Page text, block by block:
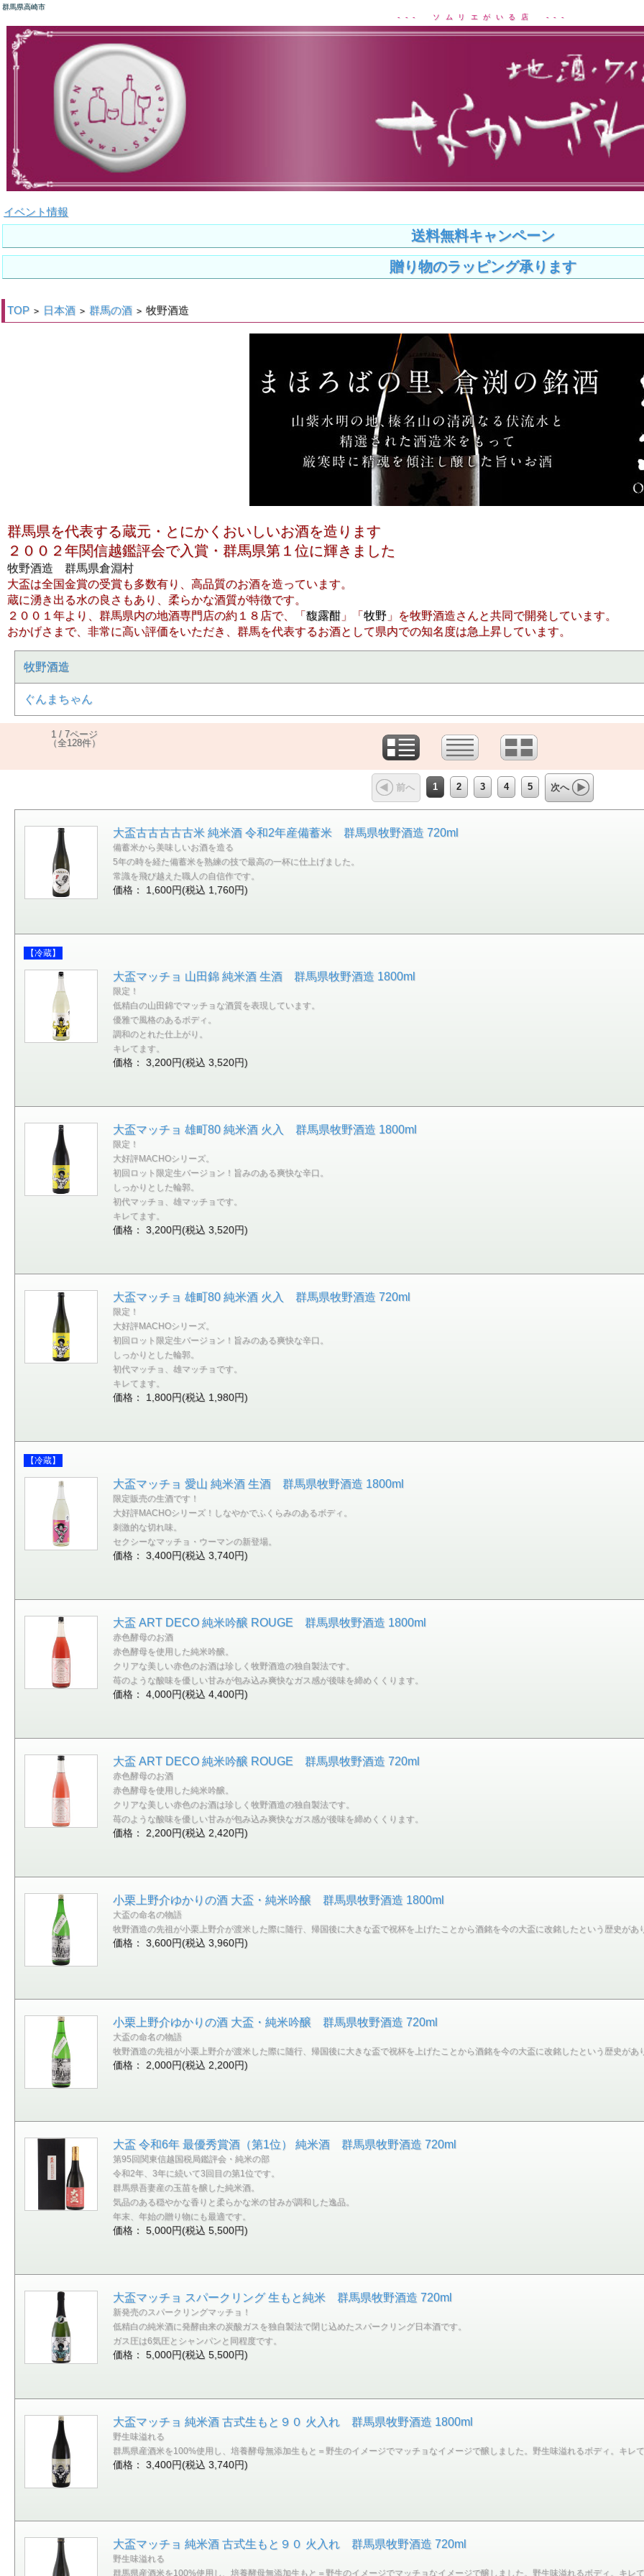
群馬県高崎市
--- ソムリエがいる店 ---
イベント情報
送料無料キャンペーン
贈り物のラッピング承ります
TOP > 日本酒 > 群馬の酒 > 牧野酒造
群馬県を代表する蔵元・とにかくおいしいお酒を造ります
２００２年関信越鑑評会で入賞・群馬県第１位に輝きました
牧野酒造 群馬県倉淵村
大盃は全国金賞の受賞も多数有り、高品質のお酒を造っています。
蔵に湧き出る水の良さもあり、柔らかな酒質が特徴です。
２００１年より、群馬県内の地酒専門店の約１８店で、「 馥露酣 」「 牧野 」を牧野酒造さんと共同で開発しています。
おかげさまで、非常に高い評価をいただき、群馬を代表するお酒として県内での知名度は急上昇しています。
牧野酒造
ぐんまちゃん
1 / 7ページ
（全128件）
前へ 1 2 3 4 5 次へ
大盃古古古古古米 純米酒 令和2年産備蓄米 群馬県牧野酒造 720ml
備蓄米から美味しいお酒を造る
5年の時を経た備蓄米を熟練の技で最高の一杯に仕上げました。
常識を飛び越えた職人の自信作です。
価格： 1,600円(税込 1,760円)
【冷蔵】
大盃マッチョ 山田錦 純米酒 生酒 群馬県牧野酒造 1800ml
限定！
低精白の山田錦でマッチョな酒質を表現しています。
優雅で風格のあるボディ。
調和のとれた仕上がり。
キレてます。
価格： 3,200円(税込 3,520円)
大盃マッチョ 雄町80 純米酒 火入 群馬県牧野酒造 1800ml
限定！
大好評MACHOシリーズ。
初回ロット限定生バージョン！旨みのある爽快な辛口。
しっかりとした輪郭。
初代マッチョ、雄マッチョです。
キレてます。
価格： 3,200円(税込 3,520円)
大盃マッチョ 雄町80 純米酒 火入 群馬県牧野酒造 720ml
限定！
大好評MACHOシリーズ。
初回ロット限定生バージョン！旨みのある爽快な辛口。
しっかりとした輪郭。
初代マッチョ、雄マッチョです。
キレてます。
価格： 1,800円(税込 1,980円)
【冷蔵】
大盃マッチョ 愛山 純米酒 生酒 群馬県牧野酒造 1800ml
限定販売の生酒です！
大好評MACHOシリーズ！しなやかでふくらみのあるボディ。
刺激的な切れ味。
セクシーなマッチョ・ウーマンの新登場。
価格： 3,400円(税込 3,740円)
大盃 ART DECO 純米吟醸 ROUGE 群馬県牧野酒造 1800ml
赤色酵母のお酒
赤色酵母を使用した純米吟醸。
クリアな美しい赤色のお酒は珍しく牧野酒造の独自製法です。
苺のような酸味を優しい甘みが包み込み爽快なガス感が後味を締めくくります。
価格： 4,000円(税込 4,400円)
大盃 ART DECO 純米吟醸 ROUGE 群馬県牧野酒造 720ml
赤色酵母のお酒
赤色酵母を使用した純米吟醸。
クリアな美しい赤色のお酒は珍しく牧野酒造の独自製法です。
苺のような酸味を優しい甘みが包み込み爽快なガス感が後味を締めくくります。
価格： 2,200円(税込 2,420円)
小栗上野介ゆかりの酒 大盃・純米吟醸 群馬県牧野酒造 1800ml
大盃の命名の物語
牧野酒造の先祖が小栗上野介が渡米した際に随行、帰国後に大きな盃で祝杯を上げたことから酒銘を今の大盃に改銘したという歴史があ
価格： 3,600円(税込 3,960円)
小栗上野介ゆかりの酒 大盃・純米吟醸 群馬県牧野酒造 720ml
大盃の命名の物語
牧野酒造の先祖が小栗上野介が渡米した際に随行、帰国後に大きな盃で祝杯を上げたことから酒銘を今の大盃に改銘したという歴史があ
価格： 2,000円(税込 2,200円)
大盃 令和6年 最優秀賞酒（第1位） 純米酒 群馬県牧野酒造 720ml
第95回関東信越国税局鑑評会・純米の部
令和2年、3年に続いて3回目の第1位です。
群馬県吾妻産の玉苗を醸した純米酒。
気品のある穏やかな香りと柔らかな米の甘みが調和した逸品。
年末、年始の贈り物にも最適です。
価格： 5,000円(税込 5,500円)
大盃マッチョ スパークリング 生もと純米 群馬県牧野酒造 720ml
新発売のスパークリングマッチョ！
低精白の純米酒に発酵由来の炭酸ガスを独自製法で閉じ込めたスパークリング日本酒です。
ガス圧は6気圧とシャンパンと同程度です。
価格： 5,000円(税込 5,500円)
大盃マッチョ 純米酒 古式生もと９０ 火入れ 群馬県牧野酒造 1800ml
野生味溢れる
群馬県産酒米を100%使用し、培養酵母無添加生もと＝野生のイメージでマッチョなイメージで醸しました。野生味溢れるボディ。キレ
価格： 3,400円(税込 3,740円)
大盃マッチョ 純米酒 古式生もと９０ 火入れ 群馬県牧野酒造 720ml
野生味溢れる
群馬県産酒米を100%使用し、培養酵母無添加生もと＝野生のイメージでマッチョなイメージで醸しました。野生味溢れるボディ。キレ